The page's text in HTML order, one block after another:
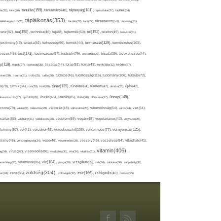
tánc(26), tanulás(159), tanulmány(40), tápanyag(181), tapasztalat(27), táplálék(34),
táplálkozás(353), tárolás(29), társ(27), társadalom(50), társaság(31),
tea(158), technika(46), tej(88), tejtermék(60), tél(153), telefon(49), televízió(31),
terápia(92), terhesség(96), termék(44), természet(129), természetes(103),
test(171), testmozgás(97), testsúly(79), testtartás(27), tészta(39), tevékenység(44),
tippek(27), tisztaság(35), tisztítás(44), tojás(91), torna(43), torokfájás(32), törődés(27),
trauma(31), trükk(25), tudás(30), tudatos(46), tudatosság(115), tudomány(106), túlsúly(72),
turmix(64), túró(29), tüdő(28), tünet(139), tünetek(64), türelem(47), uborka(26), újév(42),
újszülött(26), úszás(46), Utazás(85), Üdítő(26), ülőmunka(27), ünnep(148),
válás(24), választás(29), változás(48), változatos(24), várandósság(54), város(24), vas(64),
vashiány(31), védekezés(28), védelem(59), vegán(48), vegetáriánus(43), vegyszer(28),
vér(41), vércukor(49), vércukorszint(108), vérkeringés(77), vérnyomás(125),
vérszegénység(34), vese(46), veszekedés(29), veszély(45), veszélyes(54), világháló(41),
vírus(82), viselkedés(86), viszketés(30), vita(34), vitalitás(31), vitamin(406),
vitaminok(86), víz(184), vizsga(26), vizsgálat(59), zab(34), zabkása(36), zabpehely(36),
zene(85), zöldség(304), zöldségek(32), zsír(166), zsírégetés(46), zsírsav(25)